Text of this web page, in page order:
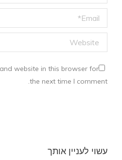
Email *
Website
website in this browser for
the next time I comment.
עשוי לעניין אותך